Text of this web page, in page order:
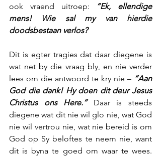
ook vraend uitroep:
“Ek, ellendige
mens! Wie sal my van hierdie
doodsbestaan verlos?
Dit is egter tragies dat daar diegene is
wat net by die vraag bly, en nie verder
lees om die antwoord te kry nie – “Aan
God die dank! Hy doen dit deur Jesus
Christus ons Here.” Daar is steeds
diegene wat dit nie wil glo nie, wat God
nie wil vertrou nie, wat nie bereid is om
God op Sy beloftes te neem nie, want
dit is byna te goed om waar te wees.